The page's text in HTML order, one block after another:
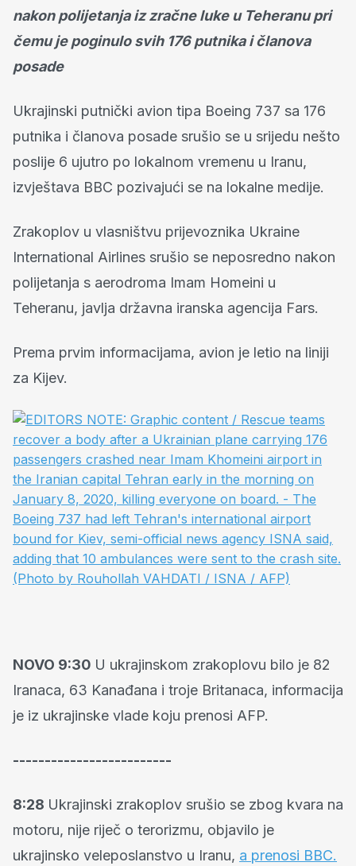
nakon polijetanja iz zračne luke u Teheranu pri
čemu je poginulo svih 176 putnika i članova
posade
Ukrajinski putnički avion tipa Boeing 737 sa 176
putnika i članova posade srušio se u srijedu nešto
poslije 6 ujutro po lokalnom vremenu u Iranu,
izvještava BBC pozivajući se na lokalne medije.
Zrakoplov u vlasništvu prijevoznika Ukraine
International Airlines srušio se neposredno nakon
polijetanja s aerodroma Imam Homeini u
Teheranu, javlja državna iranska agencija Fars.
Prema prvim informacijama, avion je letio na liniji
za Kijev.
NOVO 9:30 U ukrajinskom zrakoplovu bilo je 82
Iranaca, 63 Kanađana i troje Britanaca, informacija
je iz ukrajinske vlade koju prenosi AFP.
-------------------------
8:28 Ukrajinski zrakoplov srušio se zbog kvara na
motoru, nije riječ o terorizmu, objavilo je
ukrajinsko veleposlanstvo u Iranu, a prenosi BBC.